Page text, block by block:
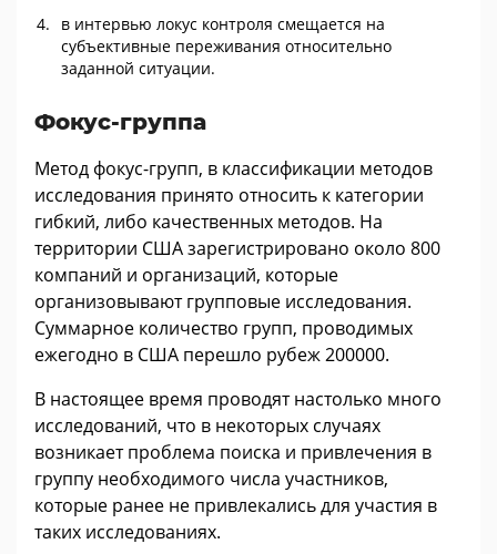
в интервью локус контроля смещается на
субъективные переживания относительно
заданной ситуации.
Фокус-группа
Метод фокус-групп, в классификации методов
исследования принято относить к категории
гибкий, либо качественных методов. На
территории США зарегистрировано около 800
компаний и организаций, которые
организовывают групповые исследования.
Суммарное количество групп, проводимых
ежегодно в США перешло рубеж 200000.
В настоящее время проводят настолько много
исследований, что в некоторых случаях
возникает проблема поиска и привлечения в
группу необходимого числа участников,
которые ранее не привлекались для участия в
таких исследованиях.